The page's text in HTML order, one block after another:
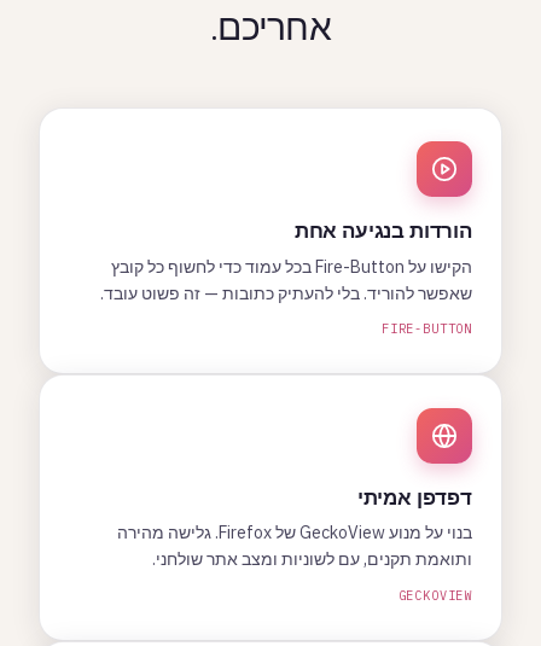
אחריכם.
הורדות בנגיעה אחת
הקישו על Fire-Button בכל עמוד כדי לחשוף כל קובץ
שאפשר להוריד. בלי להעתיק כתובות — זה פשוט עובד.
FIRE-BUTTON
דפדפן אמיתי
בנוי על מנוע GeckoView של Firefox. גלישה מהירה
ותואמת תקנים, עם לשוניות ומצב אתר שולחני.
GECKOVIEW